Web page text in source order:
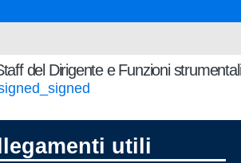
del Dirigente e Funzioni strumentali
utili